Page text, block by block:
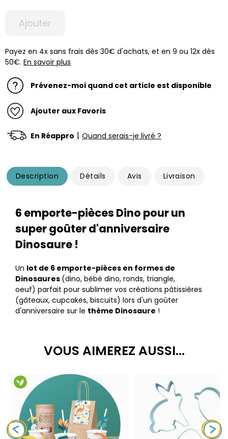
Ajouter
Payez en 4x sans frais dès 30€ d'achats, et en 9 ou 12x dès
50€. En savoir plus
Prévenez-moi quand cet article est disponible
Ajouter aux Favoris
En Réappro | Quand serais-je livré ?
Description Détails Avis Livraison
6 emporte-pièces Dino pour un
super goûter d'anniversaire
Dinosaure !
Un lot de 6 emporte-pièces en formes de
Dinosaures (dino, bébé dino, ronds, triangle,
oeuf) parfait pour sublimer vos créations pâtissières
(gâteaux, cupcakes, biscuits) lors d'un goûter
d'anniversaire sur le thème Dinosaure !
VOUS AIMEREZ AUSSI...